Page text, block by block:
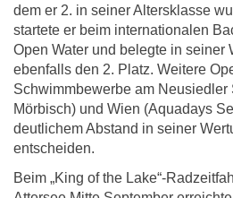
dem er 2. in seiner Altersklasse
startete er beim internationalen
Open Water und belegte in seiner
ebenfalls den 2. Platz. Weitere
Schwimmbewerbe am Neusiedler
Mörbisch) und Wien (Aquadays
deutlichem Abstand in seiner
entscheiden.
Beim „King of the Lake“-